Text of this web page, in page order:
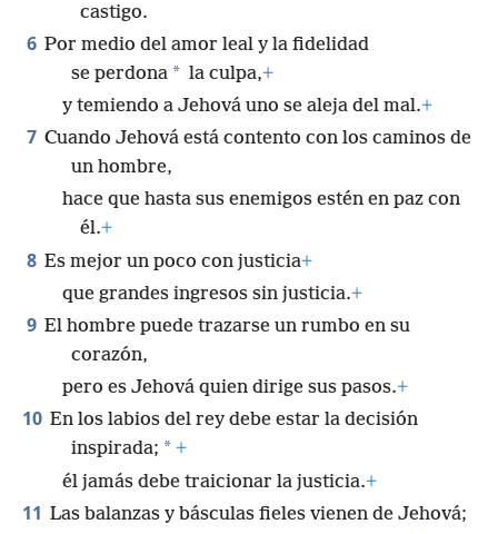
castigo.
6 Por medio del amor leal y la fidelidad
se perdona * la culpa,+
y temiendo a Jehová uno se aleja del mal.+
7 Cuando Jehová está contento con los caminos de
un hombre,
hace que hasta sus enemigos estén en paz con
él.+
8 Es mejor un poco con justicia+
que grandes ingresos sin justicia.+
9 El hombre puede trazarse un rumbo en su
corazón,
pero es Jehová quien dirige sus pasos.+
10 En los labios del rey debe estar la decisión
inspirada; * +
él jamás debe traicionar la justicia.+
11 Las balanzas y básculas fieles vienen de Jehová;